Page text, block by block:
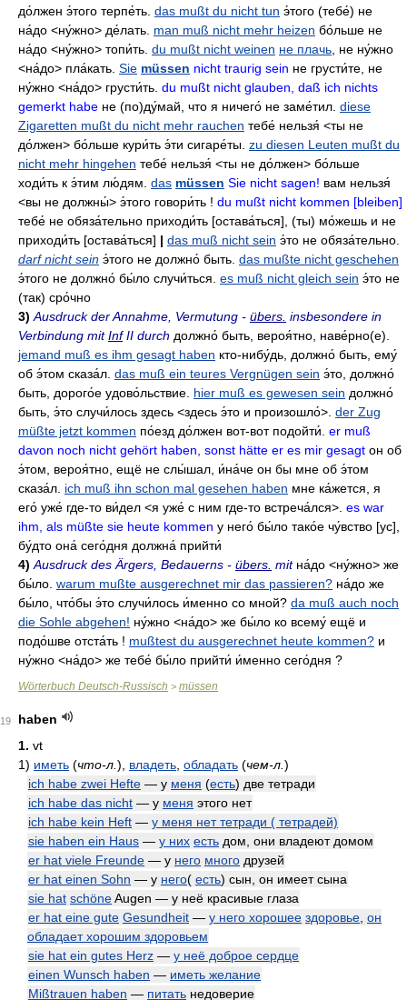
до́лжен э́того терпе́ть das mußt du nicht tun э́того (тебе́) не
на́до <ну́жно> де́лать man muß nicht mehr heizen бо́льше не
на́до <ну́жно> топи́ть du mußt nicht weinen не плачь не ну́жно
<на́до> пла́кать Sie müssen nicht traurig sein не грусти́те не
ну́жно <на́до> грусти́ть du mußt nicht glauben, daß ich nichts
gemerkt habe не (по)ду́май, что я ничего́ не заме́тил diese
Zigaretten mußt du nicht mehr rauchen тебе́ нельзя́ <ты не
до́лжен> бо́льше кури́ть э́ти сигаре́ты zu diesen Leuten mußt du
nicht mehr hingehen тебе́ нельзя́ <ты не до́лжен> бо́льше
ходи́ть к э́тим лю́дям das müssen Sie nicht sagen! вам нельзя́
<вы не должны́> э́того говори́ть ! du mußt nicht kommen [bleiben]
тебе́ не обяза́тельно приходи́ть [остава́ться], (ты) мо́жешь и не
приходи́ть [остава́ться] | das muß nicht sein э́то не обяза́тельно
darf nicht sein э́того не должно́ быть das mußte nicht geschehen
э́того не должно́ бы́ло случи́ться es muß nicht gleich sein э́то не
(так) сро́чно
3) Ausdruck der Annahme, Vermutung - übers. insbesondere in
Verbindung mitInfII durch должно́ быть вероя́тно наве́рно(е)
jemand muß es ihm gesagt haben кто-нибу́дь должно́ быть ему́
об э́том сказа́л das muß ein teures Vergnügen sein э́то должно́
быть дорого́е удово́льствие hier muß es gewesen sein должно́
быть э́то случи́лось здесь <здесь э́то и произошло́>. der Zug
müßte jetzt kommen по́езд до́лжен вот-вот подойти́ er muß
davon noch nicht gehört haben, sonst hätte er es mir gesagt он об
э́том
вероя́тно ещё не слы́шал и́на́че он бы мне об э́том
сказа́л ich muß ihn schon mal gesehen haben мне ка́жется я
его́ уже́ где-то ви́дел <я уже́ с ним где-то встреча́лся>. es war
ihm, als müßte sie heute kommen у него́ бы́ло тако́е чу́вство [ус],
бу́дто она́ сего́дня должна́ прийти́
4) Ausdruck des Ärgers, Bedauerns - übers. mit на́до <ну́жно> же
бы́ло warum mußte ausgerechnet mir das passieren? на́до же
бы́ло что́бы э́то случи́лось и́менно со мной? da muß auch noch
die Sohle abgehen! ну́жно <на́до> же бы́ло ко всему́ ещё и
подо́шве отста́ть ! mußtest du ausgerechnet heute kommen? и
ну́жно <на́до> же тебе́ бы́ло прийти́ и́менно сего́дня ?
Wörterbuch Deutsch-Russisch > müssen
19
haben
1. vt
1) иметь (что-л. ) владеть обладать (чем-л. )
ich habe zwei Hefte — у меня (есть) две тетради
ich habe das nicht — у меня этого нет
ich habe kein Heft — у меня нет тетради ( тетрадей)
sie haben ein Haus — у них есть дом, они владеют домом
er hat viele Freunde — у него много друзей
er hat einen Sohn — у него( есть) сын, он имеет сына
sie hat schöneAugen — у неё красивые глаза
er hat eine gute Gesundheit — у него хорошее здоровье он
обладает хорошим здоровьем
sie hat ein gutes Herz — у неё доброе сердце
einen Wunsch haben — иметь желание
Mißtrauen haben — питать недоверие